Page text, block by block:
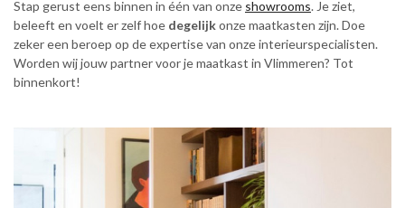
Stap gerust eens binnen in één van onze showrooms. Je ziet,
beleeft en voelt er zelf hoe degelijkonze maatkasten zijn. Doe
zeker een beroep op de expertise van onze interieurspecialisten.
Worden wij jouw partner voor je maatkast in Vlimmeren? Tot
binnenkort!